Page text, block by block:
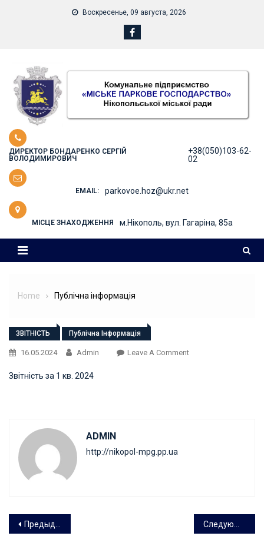
Воскресенье, 09 августа, 2026
ДИРЕКТОР БОНДАРЕНКО СЕРГІЙ
ВОЛОДИМИРОВИЧ
+38(050)103-62-
02
EMAIL: parkovoe.hoz@ukr.net
МІСЦЕ ЗНАХОДЖЕННЯ м.Нікополь, вул. Гагаріна, 85а
Home Публічна інформація
ЗВІТНІСТЬ Публічна Інформація
16.05.2024 Admin Leave A CommentOn
Звітність за 1 кв. 2024
ADMIN
http://nikopol-mpg.pp.ua
Навигация
Предыдущая запись